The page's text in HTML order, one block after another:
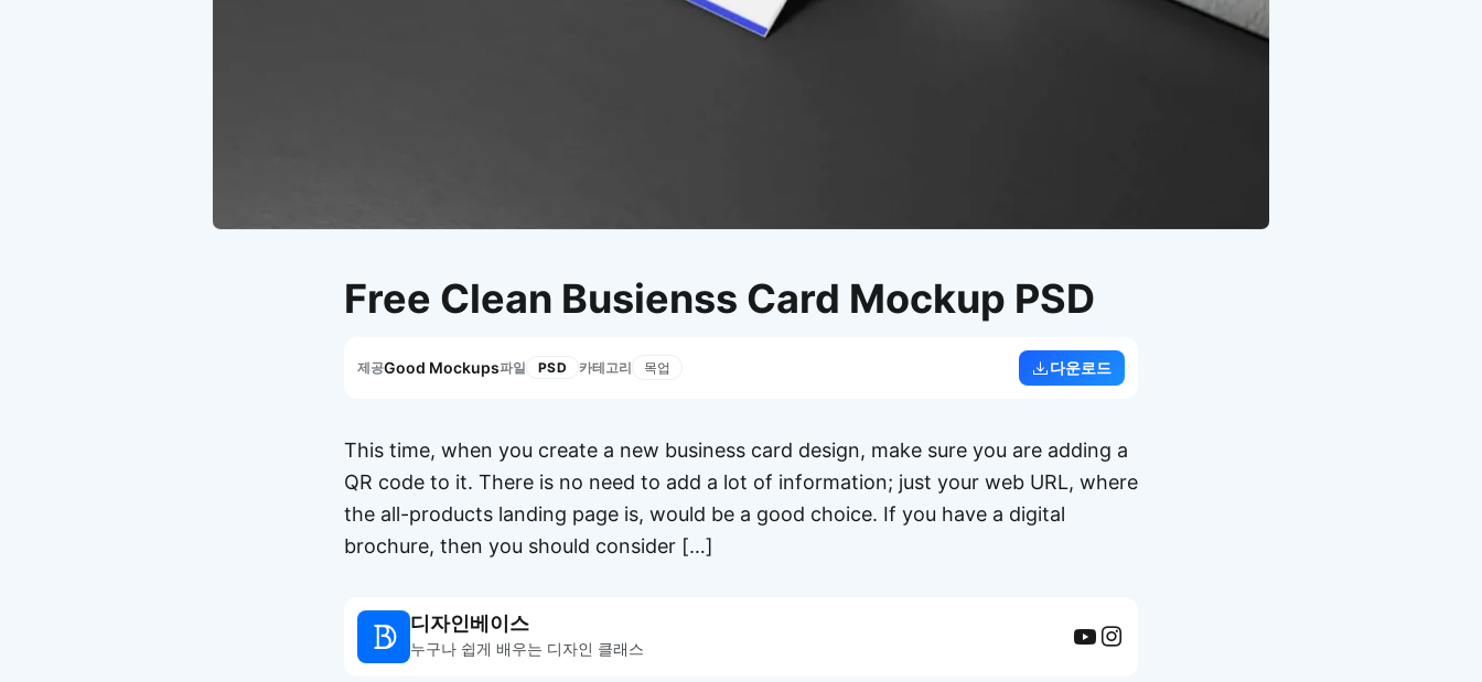
Free Clean Busienss Card Mockup PSD
제공Good Mockups파일 PSD 카테고리 목업 다운로드
This time, when you create a new business card design, make sure you are adding a
QR code to it. There is no need to add a lot of information; just your web URL, where
the all-products landing page is, would be a good choice. If you have a digital
brochure, then you should consider […]
디자인베이스
누구나 쉽게 배우는 디자인 클래스